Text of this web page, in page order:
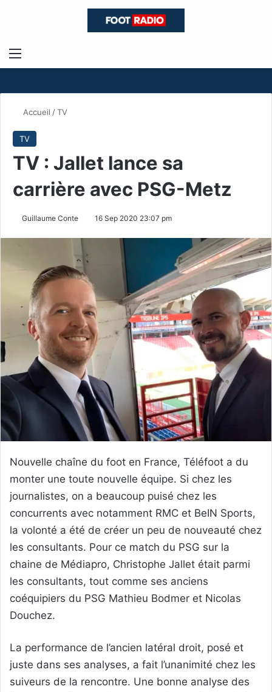
Menu
Accueil /TV
TV
TV : Jallet lance sa
carrière avec PSG-Metz
Guillaume Conte 16 Sep 2020 23:07 pm
Nouvelle chaîne du foot en France, Téléfoot a du
monter une toute nouvelle équipe. Si chez les
journalistes, on a beaucoup puisé chez les
concurrents avec notamment RMC et BeIN Sports,
la volonté a été de créer un peu de nouveauté chez
les consultants. Pour ce match du PSG sur la
chaine de Médiapro, Christophe Jallet était parmi
les consultants, tout comme ses anciens
coéquipiers du PSG Mathieu Bodmer et Nicolas
Douchez.
La performance de l’ancien latéral droit, posé et
juste dans ses analyses, a fait l’unanimité chez les
suiveurs de la rencontre. Une bonne analyse des